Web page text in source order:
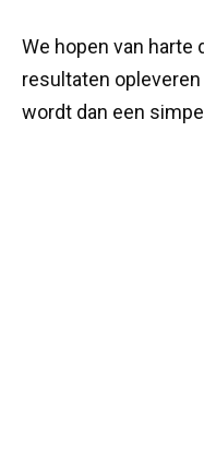
We hopen van
resultaten
wordt dan een